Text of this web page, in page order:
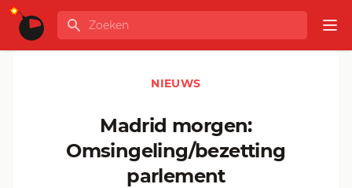
Ga naar de inhoud
GLOBALINFO
Zoeken
NIEUWS
Madrid morgen:
Omsingeling/bezetting
parlement